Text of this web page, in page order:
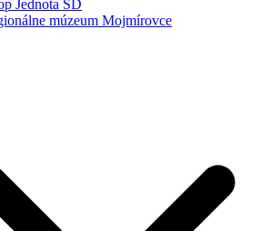
Jednota SD
múzeum Mojmírovce